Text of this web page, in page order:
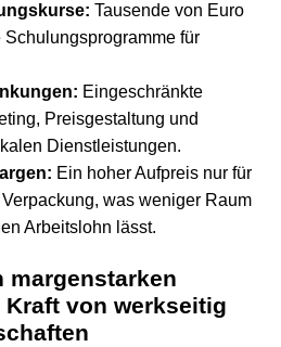
Tausende von Euro
für
Eingeschränkte
Preisgestaltung und
Dienstleistungen.
Ein hoher Aufpreis nur für
was weniger Raum
Arbeitslohn lässt.
margenstarken
von werkseitig